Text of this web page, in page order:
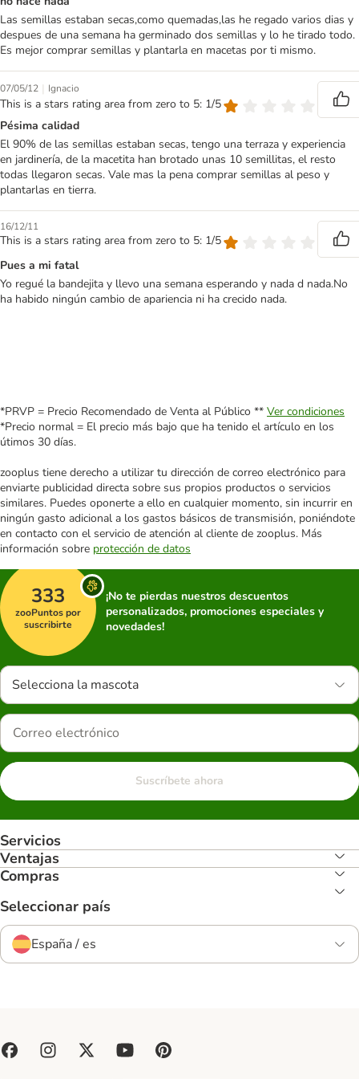
Las semillas estaban secas,como quemadas,las he regado varios dias y
despues de una semana ha germinado dos semillas y lo he tirado todo.
Es mejor comprar semillas y plantarla en macetas por ti mismo.
07/05/12 | Ignacio
This is a stars rating area from zero to 5: 1/5
Pésima calidad
El 90% de las semillas estaban secas, tengo una terraza y experiencia
en jardinería, de la macetita han brotado unas 10 semillitas, el resto
todas llegaron secas. Vale mas la pena comprar semillas al peso y
plantarlas en tierra.
16/12/11
This is a stars rating area from zero to 5: 1/5
Pues a mi fatal
Yo regué la bandejita y llevo una semana esperando y nada d nada.No
ha habido ningún cambio de apariencia ni ha crecido nada.
*PRVP = Precio Recomendado de Venta al Público ** Ver condiciones
*Precio normal = El precio más bajo que ha tenido el artículo en los
útimos 30 días.
zooplus tiene derecho a utilizar tu dirección de correo electrónico para
enviarte publicidad directa sobre sus propios productos o servicios
similares. Puedes oponerte a ello en cualquier momento, sin incurrir en
ningún gasto adicional a los gastos básicos de transmisión, poniéndote
en contacto con el servicio de atención al cliente de zooplus. Más
información sobre protección de datos
333
zooPuntos por
suscribirte
¡No te pierdas nuestros descuentos
personalizados, promociones especiales y
novedades!
Selecciona la mascota
Suscríbete ahora
Servicios
Ventajas
Compras
Seleccionar país
España / es